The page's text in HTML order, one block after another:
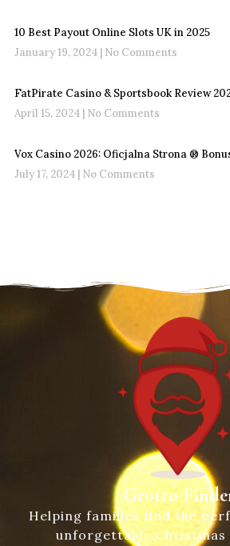
10 Best Payout Online Slots UK in 2025
January 19, 2024 No Comments
FatPirate Casino & Sportsbook Review
April 15, 2024 No Comments
Vox Casino 2026: Oficjalna Strona ®️
July 17, 2024 No Comments
Grotto
Helping families find the
unforgettable Christmas